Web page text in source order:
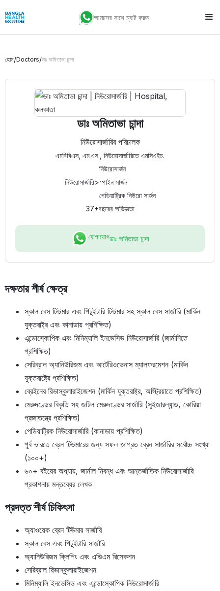
আমাদের সাথে চ্যাট করুন
হোম/Doctors/ডাঃ অমিতাভা চান্দা
ডাঃ অমিতাভা চান্দা
নিউরোসার্জারির পরিচালক
এমবিবিএস, এম.এস., নিউরোসার্জারিতে এমসিএইচ.
নিউরোসার্জারি>
নিউরোসার্জন
স্পাইন সার্জন
পেডিয়াট্রিক নিউরো সার্জন
37+বছরের অভিজ্ঞতা
যোগাযোগডাঃ অমিতাভা চান্দা
দক্ষতার শীর্ষ ক্ষেত্র
স্কাল বেস টিউমার এবং পিটুইটারি টিউমার সহ স্কাল বেস সার্জারি (মার্কিন
যুক্তরাষ্ট্র এবং কানাডায় প্রশিক্ষিত)
এন্ডোস্কোপিক এবং মিনিম্যালি ইনভেসিভ নিউরোসার্জারি (জার্মানিতে
প্রশিক্ষিত)
সেরিব্রাল অ্যানিউরিজম এবং আর্টেরিওভেনাস ম্যালফরমেশন (মার্কিন
যুক্তরাষ্ট্রে প্রশিক্ষিত)
ব্রেইনের রিভাস্কুলারাইজেশন (মার্কিন যুক্তরাষ্ট্র, অস্ট্রিয়াতে প্রশিক্ষিত)
মেরুদণ্ডের বিকৃতি সহ জটিল মেরুদণ্ডের সার্জারি (সুইজারল্যান্ড, কোরিয়া
প্রজাতন্ত্রে প্রশিক্ষিত)
পেডিয়াট্রিক নিউরোসার্জারি (কানাডায় প্রশিক্ষিত)
পূর্ব ভারতে ব্রেন টিউমারের জন্য সফল জাগ্রত ব্রেন সার্জারির সর্বোচ্চ সংখ্যা
(১০০+)
৬০+ বইয়ের অধ্যায়, জার্নাল নিবন্ধ এবং আন্তর্জাতিক নিউরোসার্জারি
প্রকাশনায় মন্তব্যের লেখক।
প্রদত্ত শীর্ষ চিকিৎসা
অ্যাওয়েক ব্রেন টিউমার সার্জারি
স্কাল বেস এবং পিটুইটারি সার্জারি
অ্যানিউরিজম ক্লিপিং এবং এভিএম রিসেকশন
সেরিব্রাল রিভাস্কুলারাইজেশন
মিনিম্যালি ইনভেসিভ এবং এন্ডোস্কোপিক নিউরোসার্জারি